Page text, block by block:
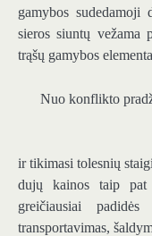
gamybos
sieros siuntų vežama
trąšų gamybos
Nuo konflikto
ir tikimasi tolesnių
dujų kainos taip pat
greičiausiai
transportavimas,